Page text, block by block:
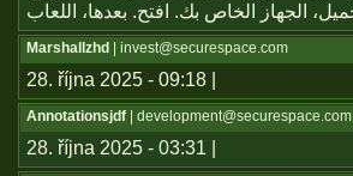
Marshallzhd | invest@securespace.com
28. října 2025 - 09:18 |
Annotationsjdf | development@securespace.com
28. října 2025 - 03:31 |